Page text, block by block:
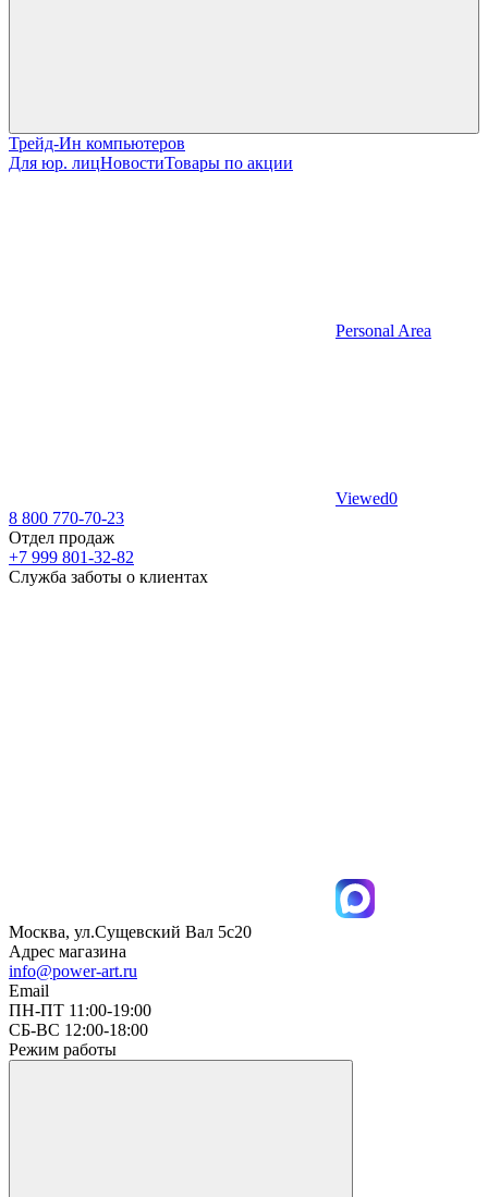
Трейд-Ин компьютеров
Для юр. лицНовостиТовары по акции
Personal Area
Viewed0
8 800 770-70-23
Отдел продаж
+7 999 801-32-82
Служба заботы о клиентах
Москва, ул.Сущевский Вал 5с20
Адрес магазина
info@power-art.ru
Email
ПН-ПТ 11:00-19:00
СБ-ВС 12:00-18:00
Режим работы